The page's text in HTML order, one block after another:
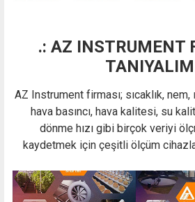
.: AZ INSTRUMENT
AZ Instrument firması; sıcaklık, nem,
hava basıncı, hava kalitesi, su
dönme hızı gibi birçok veriyi
kaydetmek için çeşitli ölçüm